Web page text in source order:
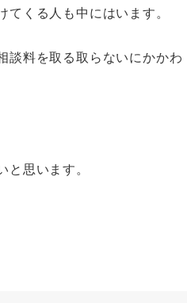
くる人も中にはいます。
談料を取る取らないにかかわ
思います。